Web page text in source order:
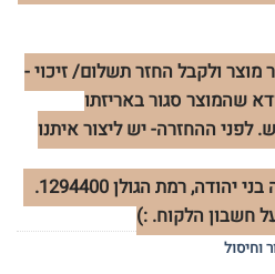
מוצר ולקבל החזר תשלום/ זיכוי -
שהמוצר סגור באריזתו
לפני ההחזרה- יש ליצור איתנו
רמת הגולן 1294400.
חשבון הלקוח. :)
וחיסול